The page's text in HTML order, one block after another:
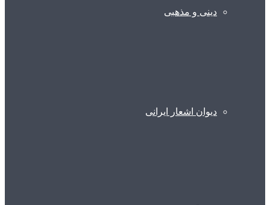
دینی و مذهبی
دیوان اشعار ایرانی